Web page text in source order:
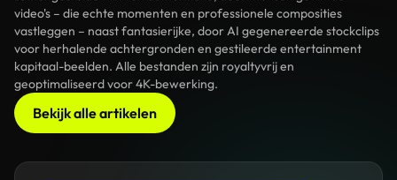
video's – die echte momenten en professionele composities
vastleggen – naast fantasierijke, door AI gegenereerde stockclips
voor herhalende achtergronden en gestileerde entertainment
kapitaal-beelden. Alle bestanden zijn royaltyvrij en
geoptimaliseerd voor 4K-bewerking.
Bekijk alle artikelen